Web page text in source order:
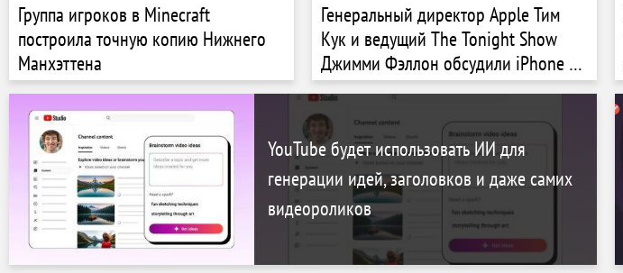
Группа игроков в Minecraft
построила точную копию Нижнего
Манхэттена
Генеральный директор Apple Тим
Кук и ведущий The Tonight Show
Джимми Фэллон обсудили iPhone 16
во время прогулки по Нью-Йорку
(видео)
YouTube будет использовать ИИ для
генерации идей, заголовков и даже самих
видеороликов